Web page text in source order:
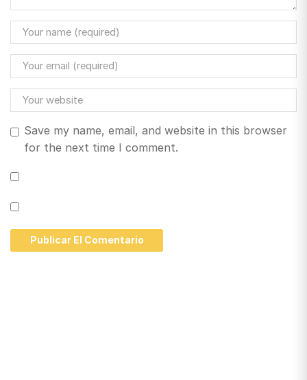
Save my name, email, and website in this browser
for the next time I comment.